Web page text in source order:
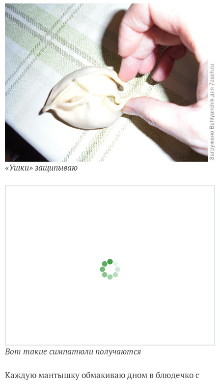
«Ушки» защипываю
Вот такие симпатюли получаются
Каждую мантышку обмакиваю дном в блюдечко с